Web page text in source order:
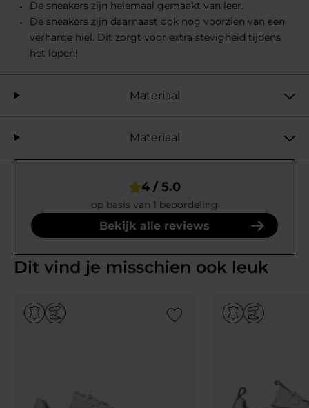
De sneakers zijn helemaal gemaakt van leer.
De sneakers zijn daarnaast ook nog voorzien van een
verharde hiel. Dit zorgt voor extra stevigheid tijdens
het lopen!
Materiaal
Materiaal
4 / 5.0
op basis van 1 beoordeling
Bekijk alle reviews
Dit vind je misschien ook leuk
Add to Wishlist